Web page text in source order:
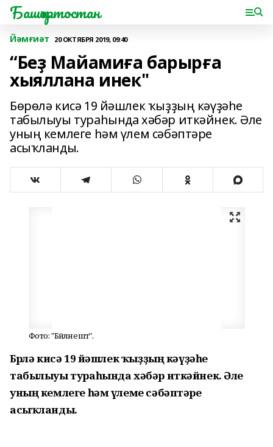
Башҡортостан
Йәмғиәт 20 ОКТЯБРЯ 2019, 09:40
“Беҙ Майамиға барырға
хыяллана инек"
Бөрөлә кисә 19 йәшлек ҡыҙҙың кәүҙәһе
табылыуы тураһында хәбәр иткәйнек. Әле
уның кемлеге һәм үлем сәбәптәре
асыҡланды.
Фото: "Бәйләнештә".
Бөрөлә кисә 19 йәшлек ҡыҙҙың кәүҙәһе
табылыуы тураһында хәбәр иткәйнек. Әле
уның кемлеге һәм үлеме сәбәптәре
асыҡланды.